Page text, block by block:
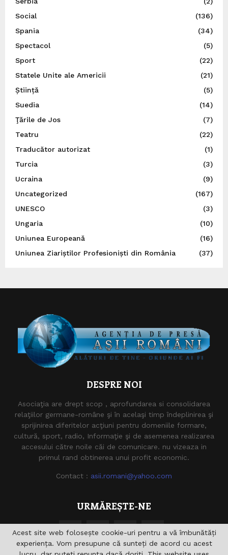
Social
(136)
Spania
(34)
Spectacol
(5)
Sport
(22)
Statele Unite ale Americii
(21)
Știință
(5)
Suedia
(14)
Ţările de Jos
(7)
Teatru
(22)
Traducător autorizat
(1)
Turcia
(3)
Ucraina
(9)
Uncategorized
(167)
UNESCO
(3)
Ungaria
(10)
Uniunea Europeană
(16)
Uniunea Ziariștilor Profesioniști din România
(37)
DESPRE NOI
Asociaţia are drept scop , aprofundarea si consolidarea
relaţiilor germane-române şi în acelaşi timp îndeplinirea şi
sprijinirea diferitelor acţiuni pentru domeniile formare,
cultură, sport, radio, Informaţie şi de asemenea realizarea
accesului către noile căi de comunicare. nu vizeaza in
primul rand obtinerea unui profit economic.
Contact : asii.romani@yahoo.com
URMĂREȘTE-NE
Acest site web folosește cookie-uri pentru a vă îmbunătăți
experiența. Vom presupune că sunteți de acord cu acest